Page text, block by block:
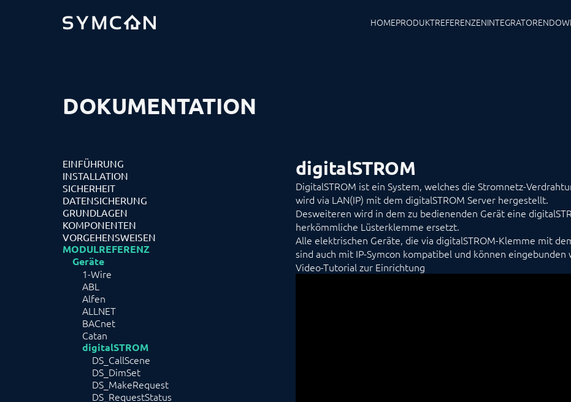
HOMEPRODUKTREFERENZENINTEGRATOREN
DOKUMENTATION
EINFÜHRUNG
INSTALLATION
SICHERHEIT
DATENSICHERUNG
GRUNDLAGEN
KOMPONENTEN
VORGEHENSWEISEN
MODULREFERENZ
Geräte
1-Wire
ABL
Alfen
ALLNET
BACnet
Catan
digitalSTROM
DS_CallScene
DS_DimSet
DS_MakeRequest
DS_RequestStatus
digitalSTROM
DigitalSTROM ist ein System, welches die Stromnetz-
wird via LAN(IP) mit dem digitalSTROM Server hergestellt.
Desweiteren wird in dem zu bedienenden Gerät eine
herkömmliche Lüsterklemme ersetzt.
Alle elektrischen Geräte, die via digitalSTROM-Klemme mit
sind auch mit IP-Symcon kompatibel und können eingebunden
Video-Tutorial zur Einrichtung